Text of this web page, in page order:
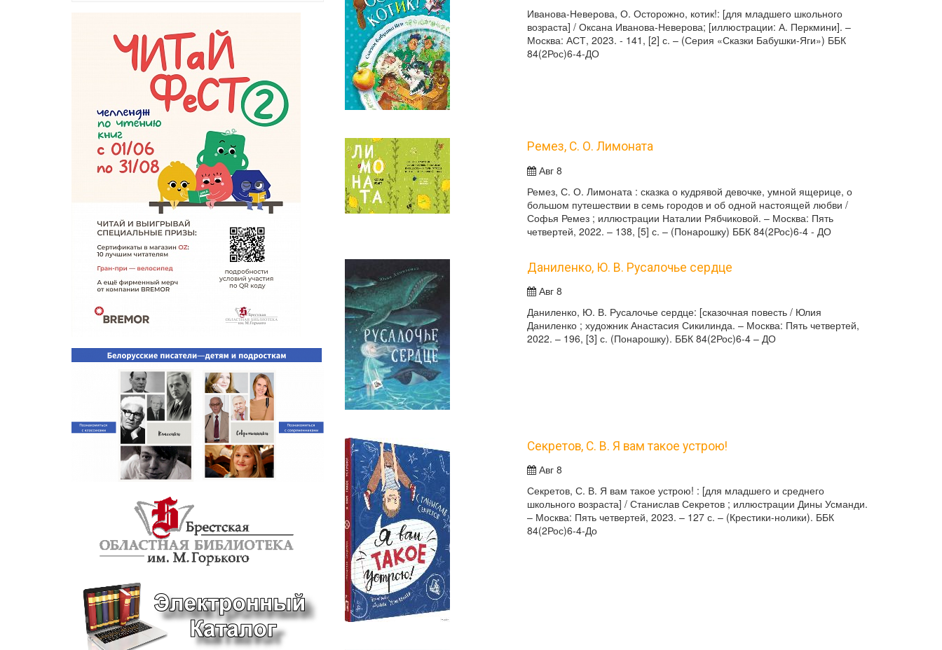
Иванова-Неверова, О. Осторожно, котик!: [для младшего школьного
возраста] / Оксана Иванова-Неверова; [иллюстрации: А. Перкмини]. –
Москва: АСТ, 2023. - 141, [2] с. – (Серия «Сказки Бабушки-Яги») ББК
84(2Рос)6-4-ДО
Ремез, С. О. Лимоната
Авг 8
Ремез, С. О. Лимоната : сказка о кудрявой девочке, умной ящерице, о
большом путешествии в семь городов и об одной настоящей любви /
Софья Ремез ; иллюстрации Наталии Рябчиковой. – Москва: Пять
четвертей, 2022. – 138, [5] с. – (Понарошку) ББК 84(2Рос)6-4 - ДО
Даниленко, Ю. В. Русалочье сердце
Авг 8
Даниленко, Ю. В. Русалочье сердце: [сказочная повесть / Юлия
Даниленко ; художник Анастасия Сикилинда. – Москва: Пять четвертей,
2022. – 196, [3] с. (Понарошку). ББК 84(2Рос)6-4 – ДО
Секретов, С. В. Я вам такое устрою!
Авг 8
Секретов, С. В. Я вам такое устрою! : [для младшего и среднего
школьного возраста] / Станислав Секретов ; иллюстрации Дины Усманди.
– Москва: Пять четвертей, 2023. – 127 с. – (Крестики-нолики). ББК
84(2Рос)6-4-До